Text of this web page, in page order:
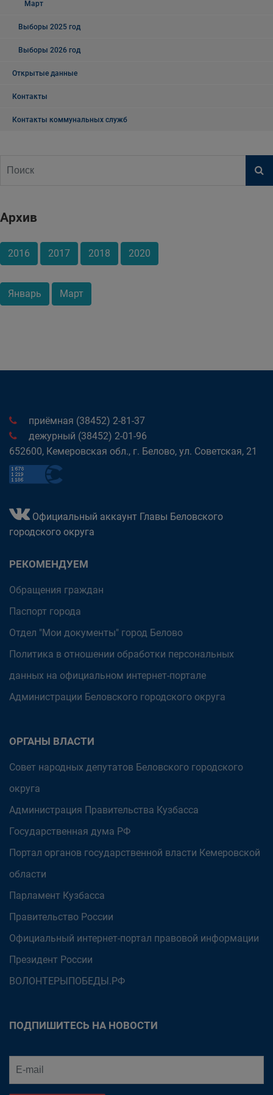
Март
Выборы 2025 год
Выборы 2026 год
Открытые данные
Контакты
Контакты коммунальных служб
Архив
2016 2017 2018 2020
Январь Март
приёмная (38452) 2-81-37
дежурный (38452) 2-01-96
652600, Кемеровская обл., г. Белово, ул. Советская, 21
Официальный аккаунт Главы Беловского
городского округа
РЕКОМЕНДУЕМ
Обращения граждан
Паспорт города
Отдел "Мои документы" город Белово
Политика в отношении обработки персональных
данных на официальном интернет-портале
Администрации Беловского городского округа
ОРГАНЫ ВЛАСТИ
Совет народных депутатов Беловского городского
округа
Администрация Правительства Кузбасса
Государственная дума РФ
Портал органов государственной власти Кемеровской
области
Парламент Кузбасса
Правительство России
Официальный интернет-портал правовой информации
Президент России
ВОЛОНТЕРЫПОБЕДЫ.РФ
ПОДПИШИТЕСЬ НА НОВОСТИ